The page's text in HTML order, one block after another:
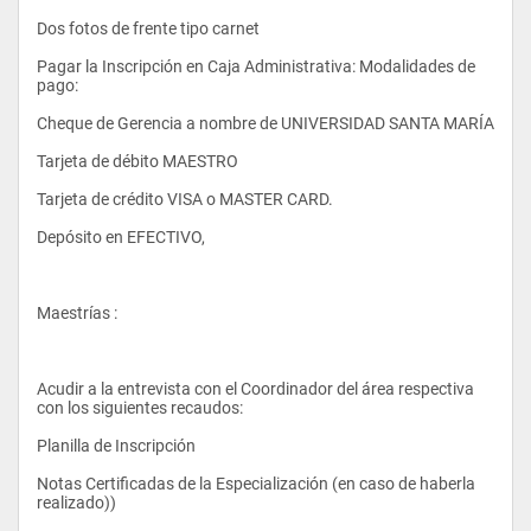
El Ingeniero en Sistemas está capacitado para desempeñarse
de aplicación de esta especialidad, razón por la cual también
Aplicar técnicas organización y métodos de trabajo para
Aplicar criterios de racionalidad y orientar la Gerencia sobre
problema planteado.
Seleccionar equipos y maquinarias de sistemas
computarizados de acuerdo con sus potencialidades y
Matemáticas II
Matemáticas Discretas
Contabilidad
Dos fotos de frente tipo carnet
Pagar la Inscripción en Caja Administrativa: Modalidades de
pago:
Cheque de Gerencia a nombre de UNIVERSIDAD SANTA MARÍA
Tarjeta de débito MAESTRO
Tarjeta de crédito VISA o MASTER CARD.
Depósito en EFECTIVO,
Maestrías :
Acudir a la entrevista con el Coordinador del área respectiva
con los siguientes recaudos:
Planilla de Inscripción
Notas Certificadas de la Especialización (en caso de haberla
realizado))